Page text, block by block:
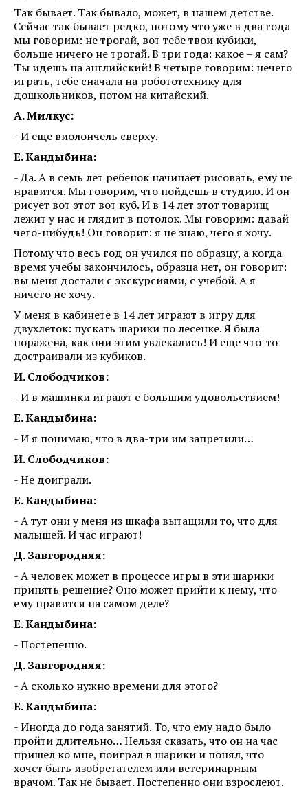
Так бывает. Так бывало, может, в нашем детстве.
Сейчас так бывает редко, потому что уже в два года
мы говорим: не трогай, вот тебе твои кубики,
больше ничего не трогай. В три года: какое – я сам?
Ты идешь на английский! В четыре говорим: нечего
играть, тебе сначала на робототехнику для
дошкольников, потом на китайский.
А. Милкус:
- И еще виолончель сверху.
Е. Кандыбина:
- Да. А в семь лет ребенок начинает рисовать, ему не
нравится. Мы говорим, что пойдешь в студию. И он
рисует вот этот вот куб. И в 14 лет этот товарищ
лежит у нас и глядит в потолок. Мы говорим: давай
чего-нибудь! Он говорит: я не знаю, чего я хочу.
Потому что весь год он учился по образцу, а когда
время учебы закончилось, образца нет, он говорит:
вы меня достали с экскурсиями, с учебой. А я
ничего не хочу.
У меня в кабинете в 14 лет играют в игру для
двухлеток: пускать шарики по лесенке. Я была
поражена, как они этим увлекались! И еще что-то
достраивали из кубиков.
И. Слободчиков:
- И в машинки играют с большим удовольствием!
Е. Кандыбина:
- И я понимаю, что в два-три им запретили…
И. Слободчиков:
- Не доиграли.
Е. Кандыбина:
- А тут они у меня из шкафа вытащили то, что для
малышей. И час играют!
Д. Завгородняя:
- А человек может в процессе игры в эти шарики
принять решение? Оно может прийти к нему, что
ему нравится на самом деле?
Е. Кандыбина:
- Постепенно.
Д. Завгородняя:
- А сколько нужно времени для этого?
Е. Кандыбина:
- Иногда до года занятий. То, что ему надо было
пройти длительно… Нельзя сказать, что он на час
пришел ко мне, поиграл в шарики и понял, что
хочет быть изобретателем или ветеринарным
врачом. Так не бывает. Постепенно они взрослеют.